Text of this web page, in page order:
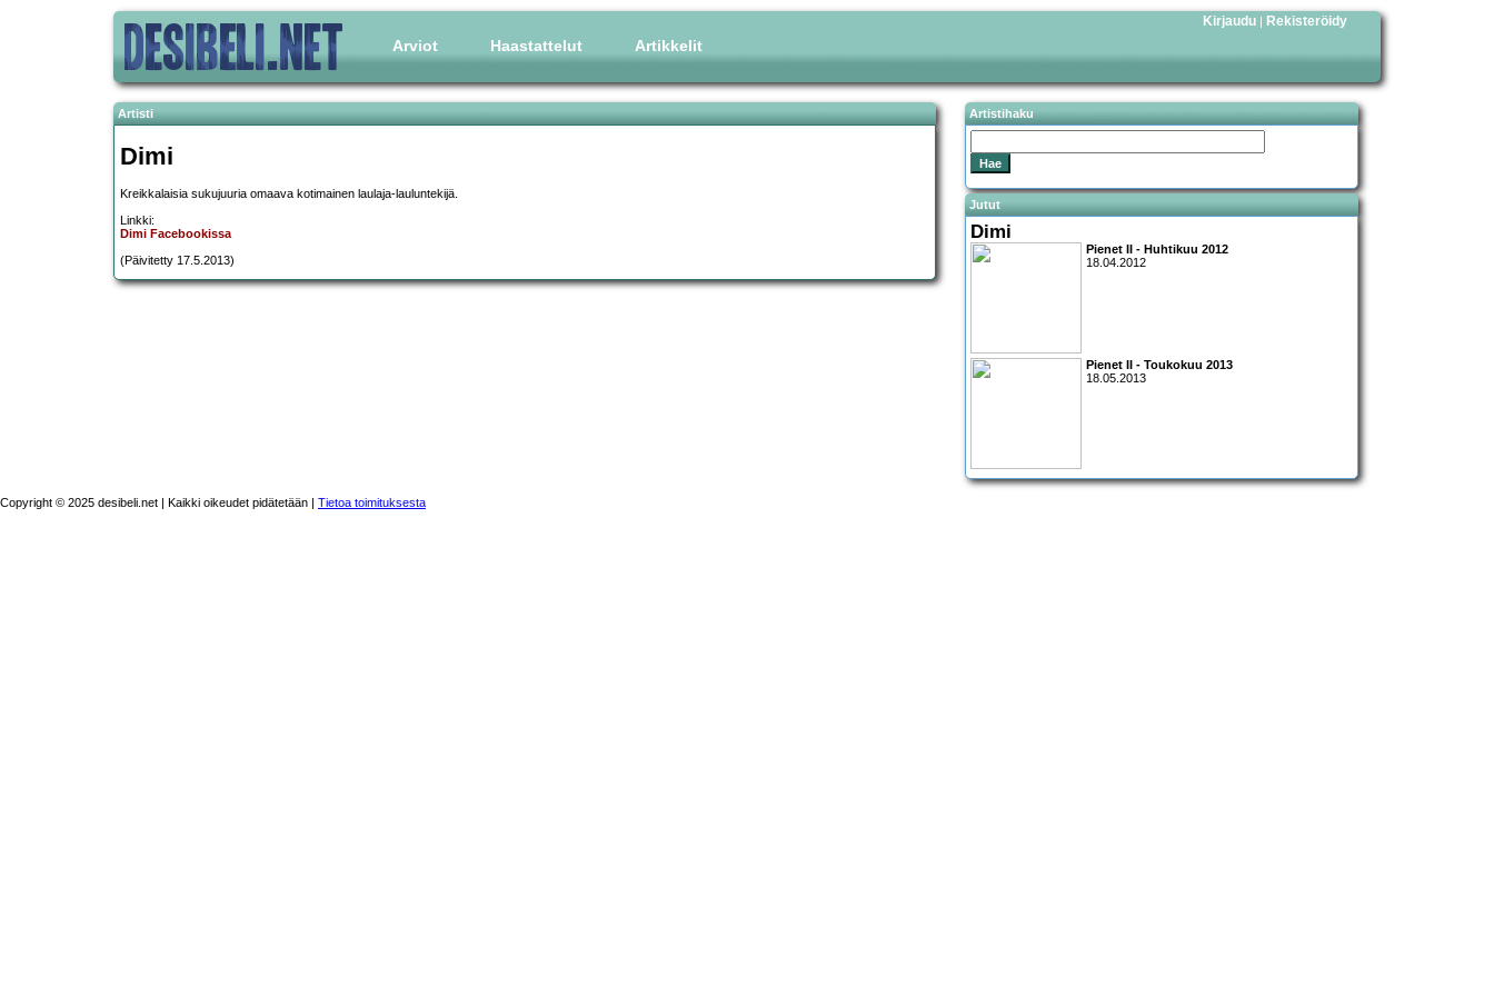
Arviot Haastattelut Artikkelit
Kirjaudu | Rekisteröidy
Artisti
Dimi
Kreikkalaisia sukujuuria omaava kotimainen laulaja-lauluntekijä.
Linkki:
Dimi Facebookissa
(Päivitetty 17.5.2013)
Artistihaku
Jutut
Dimi
Pienet II - Huhtikuu 2012
18.04.2012
Pienet II - Toukokuu 2013
18.05.2013
Copyright © 2025 desibeli.net | Kaikki oikeudet pidätetään | Tietoa toimituksesta